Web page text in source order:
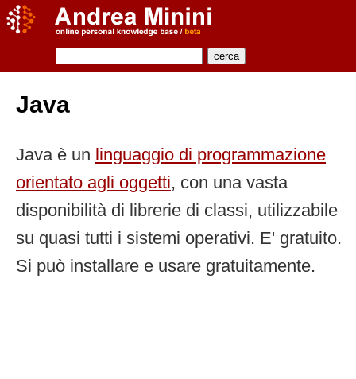
Java
Java è un linguaggio di programmazione
orientato agli oggetti, con una vasta
disponibilità di librerie di classi, utilizzabile
su quasi tutti i sistemi operativi. E' gratuito.
Si può installare e usare gratuitamente.